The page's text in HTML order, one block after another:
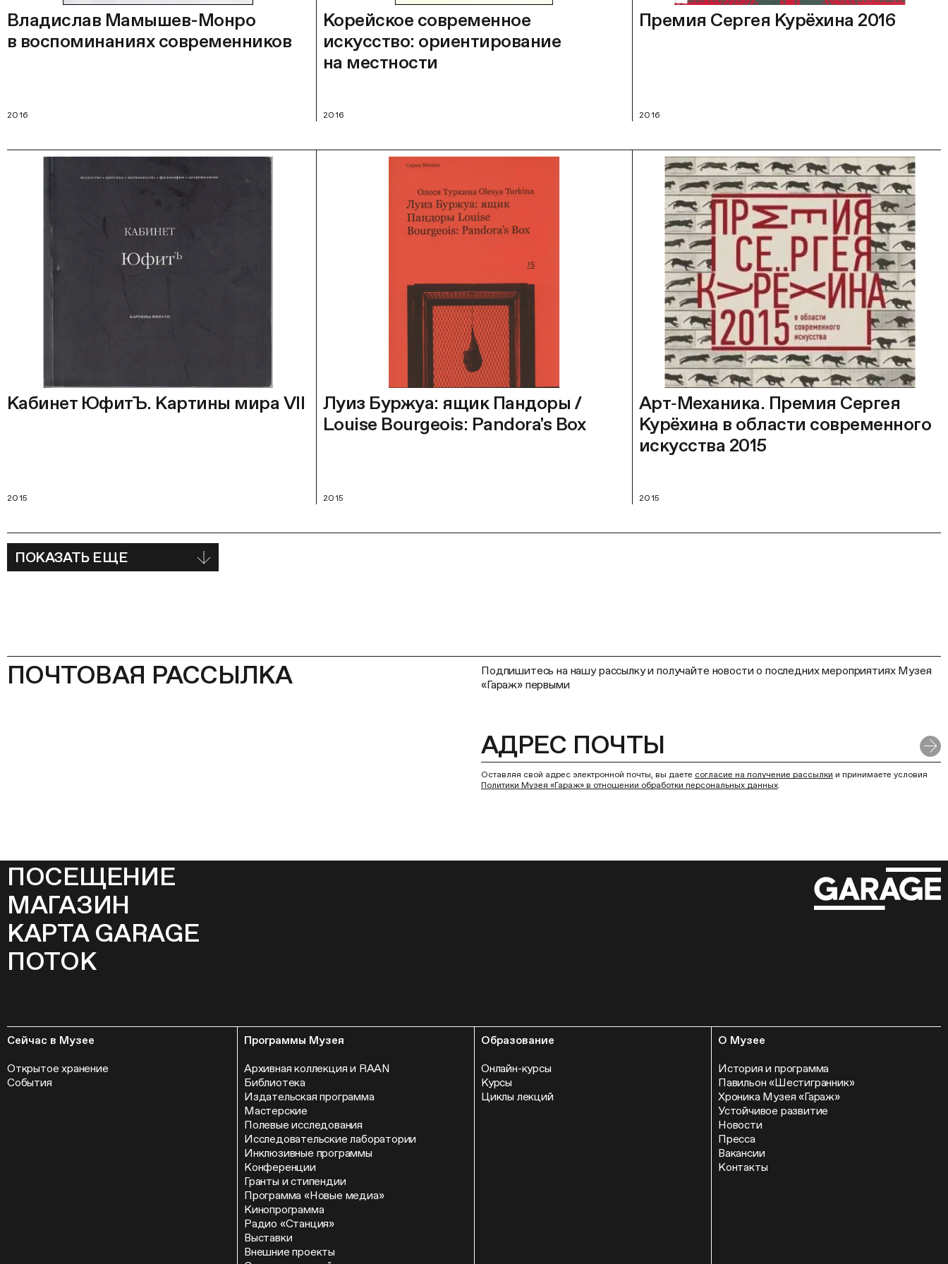
Владислав Мамышев-Монро
в воспоминаниях современников
2016
Корейское современное
искусство: ориентирование
на местности
2016
Премия Сергея Курёхина 2016
2016
Кабинет ЮфитЪ. Картины мира VII
2015
Луиз Буржуа: ящик Пандоры /
Louise Bourgeois: Pandora's Box
2015
Арт‑Механика. Премия Сергея
Курёхина в области современного
искусства 2015
2015
ПОКАЗАТЬ ЕЩЕ
ПОЧТОВАЯ РАССЫЛКА
Подпишитесь на нашу рассылку и получайте новости о последних мероприятиях Музея
«Гараж» первыми
Оставляя свой адрес электронной почты, вы даете согласие на получение рассылки и принимаете условия
Политики Музея «Гараж» в отношении обработки персональных данных.
ПОСЕЩЕНИЕ
МАГАЗИН
КАРТА GARAGE
ПОТОК
Сейчас в Музее
Открытое хранение
События
Программы Музея
Архивная коллекция и RAAN
Библиотека
Издательская программа
Мастерские
Полевые исследования
Исследовательские лаборатории
Инклюзивные программы
Конференции
Гранты и стипендии
Программа «Новые медиа»
Кинопрограмма
Радио «Станция»
Выставки
Внешние проекты
Образование
Онлайн-курсы
Курсы
Циклы лекций
О Музее
История и программа
Павильон «Шестигранник»
Хроника Музея «Гараж»
Устойчивое развитие
Новости
Пресса
Вакансии
Контакты